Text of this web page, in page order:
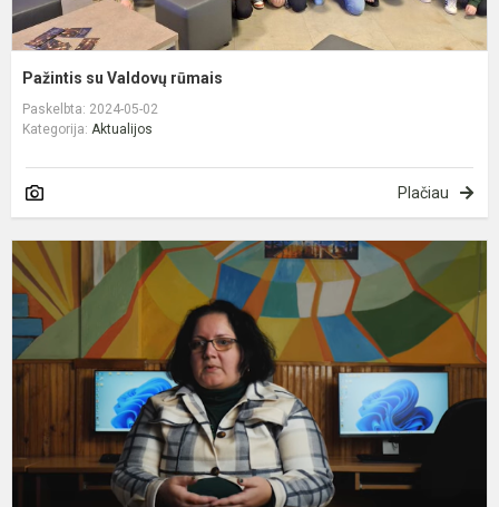
Pažintis su Valdovų rūmais
Paskelbta: 2024-05-02
Kategorija: Aktualijos
Plačiau